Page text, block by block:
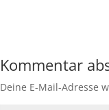
Kommentar
Deine E-Mail-Adresse